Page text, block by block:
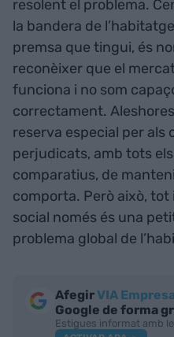
resolent el problema.
la bandera de
premsa que tingui, és
reconèixer que el
funciona i no som
correctament.
reserva especial per als
perjudicats, amb tots
comparatius, de
comporta. Però això, tot
social només és una
problema global de
AfegirVIA
Google de forma
Estigues informat amb